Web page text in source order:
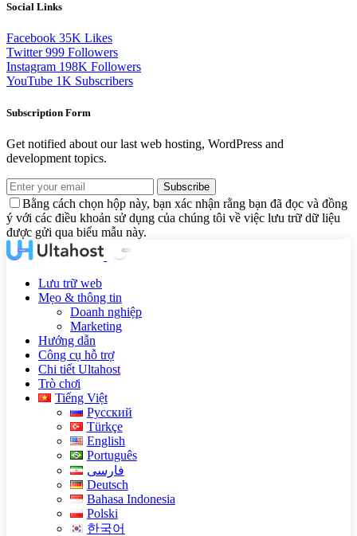
Social Links
Facebook 35K Likes
Twitter 999 Followers
Instagram 198K Followers
YouTube 1K Subscribers
Subscription Form
Get notified about our last web hosting, WordPress and
development topics.
Subscribe
Bằng cách chọn hộp này, bạn xác nhận rằng bạn đã đọc và đồng
ý với các điều khoản sử dụng của chúng tôi về việc lưu trữ dữ liệu
được gửi qua biểu mẫu này.
Lưu trữ web
Mẹo & thông tin
Doanh nghiệp
Marketing
Hướng dẫn
Công cụ hỗ trợ
Chi tiết Ultahost
Trò chơi
Tiếng Việt
Русский
Türkçe
English
Português
فارسی
Deutsch
Bahasa Indonesia
Polski
한국어